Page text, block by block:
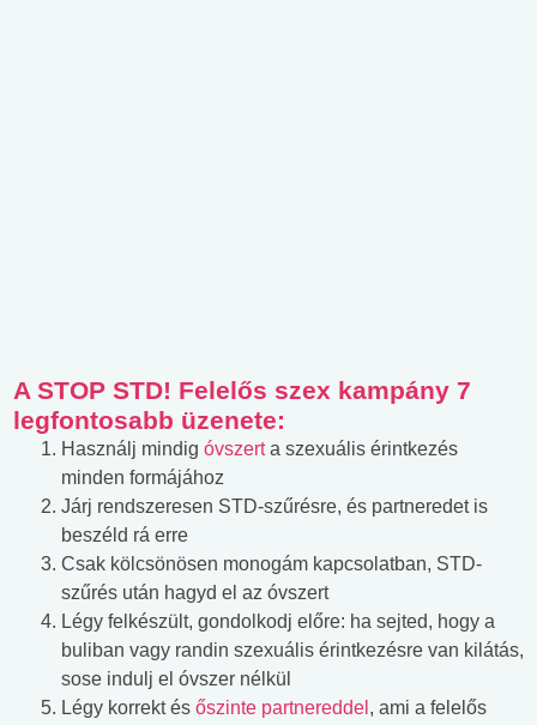
A STOP STD! Felelős szex kampány 7
legfontosabb üzenete:
Használj mindig óvszerta szexuális érintkezés
minden formájához
Járj rendszeresen STD-szűrésre, és partneredet is
beszéld rá erre
Csak kölcsönösen monogám kapcsolatban, STD-
szűrés után hagyd el az óvszert
Légy felkészült, gondolkodj előre: ha sejted, hogy a
buliban vagy randin szexuális érintkezésre van kilátás,
sose indulj el óvszer nélkül
Légy korrekt és őszinte partnereddel , ami a felelős